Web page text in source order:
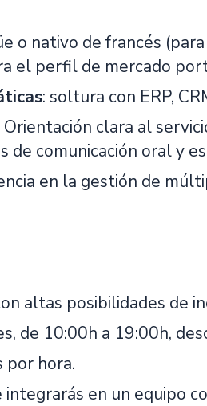
o nativo de francés
el perfil de mercado
: soltura con ERP,
Orientación clara al
de comunicación oral y
en la gestión de
altas posibilidades de
de 10:00h a 19:00h,
hora.
en un equipo